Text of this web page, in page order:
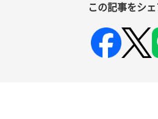
この記事をシ